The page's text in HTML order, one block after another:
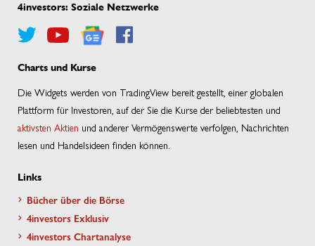
4investors: Soziale Netzwerke
Charts und Kurse
Die Widgets werden von TradingView bereit gestellt, einer globalen
Plattform für Investoren, auf der Sie die Kurse der beliebtesten und
aktivsten Aktien und anderer Vermögenswerte verfolgen, Nachrichten
lesen und Handelsideen finden können.
Links
Bücher über die Börse
4investors Exklusiv
4investors Chartanalyse